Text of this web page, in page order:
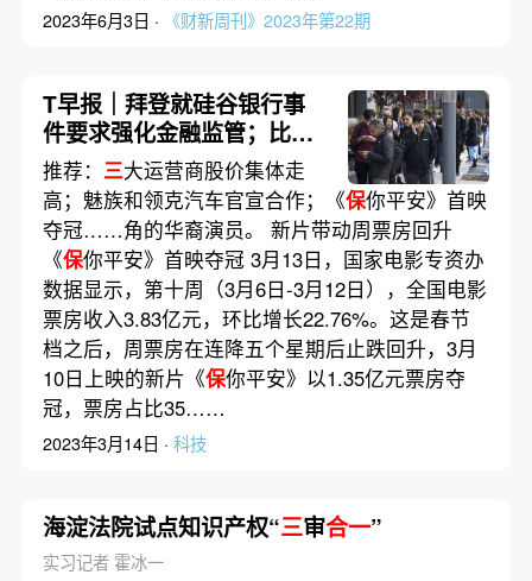
2023年6月3日 · 《财新周刊》2023年第22期
T早报｜拜登就硅谷银行事
件要求强化金融监管；比亚
迪与英国Octopus EV签署
电动车采购协议；杨紫琼成
首位奥斯卡华裔最佳女主角
推荐： 三大运营商股价集体走
高；魅族和领克汽车官宣合作；《保你平安》首映
夺冠……角的华裔演员。 新片带动周票房回升
《保你平安》首映夺冠 3月13日，国家电影专资办
数据显示，第十周（3月6日-3月12日），全国电影
票房收入3.83亿元，环比增长22.76%。这是春节
档之后，周票房在连降五个星期后止跌回升，3月
10日上映的新片《保你平安》以1.35亿元票房夺
冠，票房占比35……
2023年3月14日 · 科技
海淀法院试点知识产权“三审合一”
实习记者 霍冰一